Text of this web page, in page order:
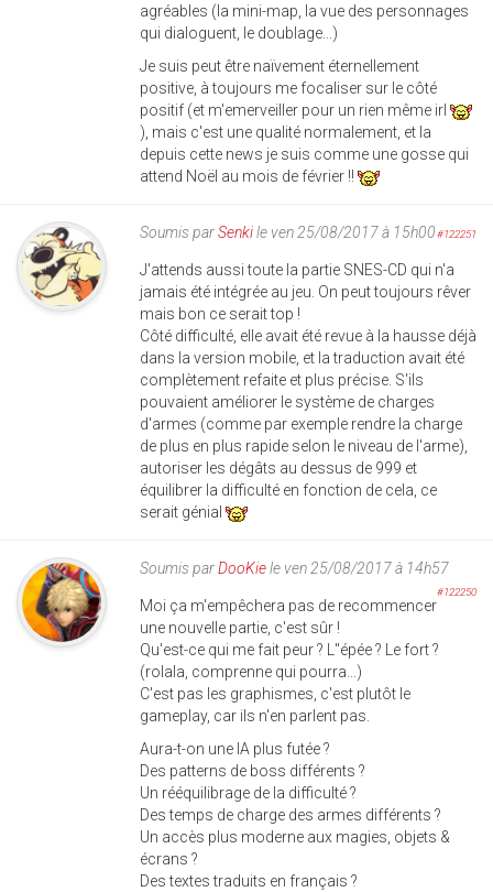
agréables (la mini-map, la vue des personnages
qui dialoguent, le doublage...)
Je suis peut être naïvement éternellement
positive, à toujours me focaliser sur le côté
positif (et m'emerveiller pour un rien même irl
), mais c'est une qualité normalement, et la
depuis cette news je suis comme une gosse qui
attend Noël au mois de février !!
Soumis parSenkile ven 25/08/2017 à 15h00#122251
J'attends aussi toute la partie SNES-CD qui n'a
jamais été intégrée au jeu. On peut toujours rêver
mais bon ce serait top !
Côté difficulté, elle avait été revue à la hausse déjà
dans la version mobile, et la traduction avait été
complètement refaite et plus précise. S'ils
pouvaient améliorer le système de charges
d'armes (comme par exemple rendre la charge
de plus en plus rapide selon le niveau de l'arme),
autoriser les dégâts au dessus de 999 et
équilibrer la difficulté en fonction de cela, ce
serait génial
Soumis parDooKiele ven 25/08/2017 à 14h57
#122250
Moi ça m'empêchera pas de recommencer
une nouvelle partie, c'est sûr !
Qu'est-ce qui me fait peur ? L''épée ? Le fort ?
(rolala, comprenne qui pourra...)
C'est pas les graphismes, c'est plutôt le
gameplay, car ils n'en parlent pas.
Aura-t-on une IA plus futée ?
Des patterns de boss différents ?
Un rééquilibrage de la difficulté ?
Des temps de charge des armes différents ?
Un accès plus moderne aux magies, objets &
écrans ?
Des textes traduits en français ?